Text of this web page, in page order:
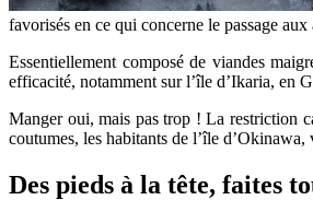
favorisés en ce qui concerne le passage
Essentiellement composé de viandes
efficacité, notamment sur l’île d’Ikaria, en
Manger oui, mais pas trop ! La restriction
coutumes, les habitants de l’île
Des pieds à la tête, faites